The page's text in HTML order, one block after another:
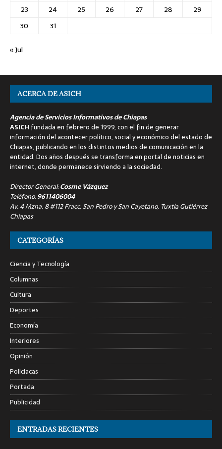
23
24 25 26 27 28
29
30
31
« Jul
ACERCA DE ASICH
Agencia de Servicios Informativos de Chiapas
ASICH fundada en febrero de 1999, con el fin de generar
información del acontecer político, social y económico del estado de
Chiapas, publicando en los distintos medios de comunicación en la
entidad. Dos años después se transforma en portal de noticias en
internet, donde permanece sirviendo a la sociedad.
Director General:Cosme Vázquez
Teléfono:9611406004
Av. 4 Mzna. 8 #112 Fracc. San Pedro y San Cayetano, Tuxtla Gutiérrez
Chiapas
CATEGORÍAS
Ciencia y Tecnología
Columnas
Cultura
Deportes
Economía
Interiores
Opinión
Policiacas
Portada
Publicidad
ENTRADAS RECIENTES